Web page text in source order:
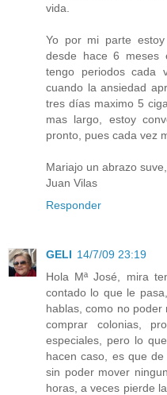
vida.
Yo por mi parte estoy
desde hace 6 meses
tengo periodos cada
cuando la ansiedad
tres días maximo 5
mas largo, estoy
pronto, pues cada vez
Mariajo un abrazo
Juan Vilas
Responder
GELI 14/7/09 23:19
Hola Mª José, mira
contado lo que le
hablas, como no poder
comprar colonias,
especiales, pero lo
hacen caso, es que
sin poder mover
horas, a veces pierde